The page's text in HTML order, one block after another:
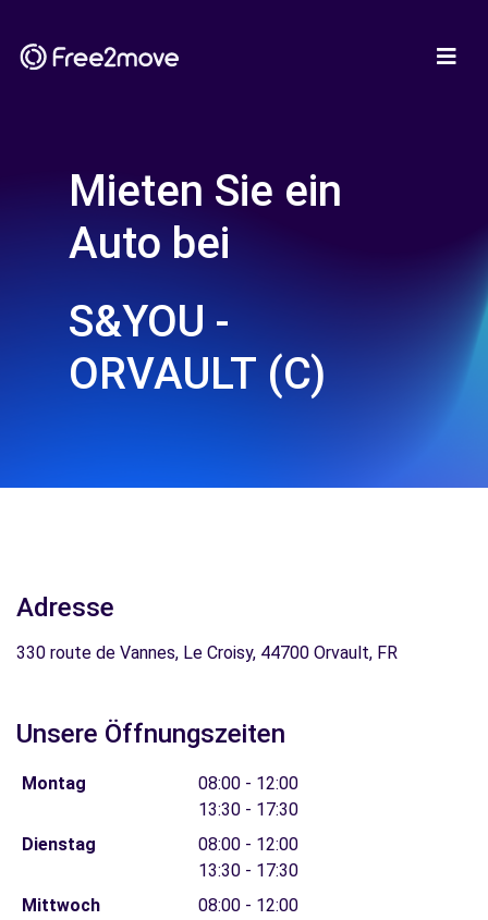
Mieten Sie ein
Auto bei
S&YOU -
ORVAULT (C)
Adresse
330 route de Vannes, Le Croisy, 44700 Orvault, FR
Unsere Öffnungszeiten
Montag
08:00 - 12:00
13:30 - 17:30
Dienstag
08:00 - 12:00
13:30 - 17:30
Mittwoch
08:00 - 12:00